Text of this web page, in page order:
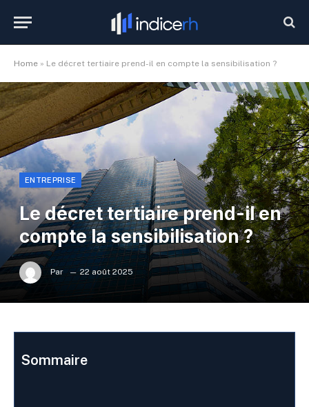
Home » Le décret tertiaire prend-il en compte la sensibilisation ?
ENTREPRISE
Le décret tertiaire prend-il en
compte la sensibilisation ?
Par 22 août 2025
Sommaire